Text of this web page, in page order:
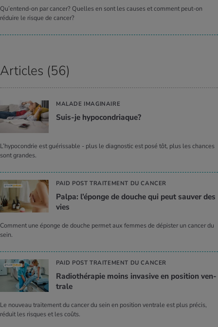
Qu’entend-on par cancer? Quelles en sont les causes et comment peut-on
réduire le risque de cancer?
Articles (56)
MALADE IMAGINAIRE
Suis-je hypo­con­driaque?
L’hypocondrie est guérissable - plus le diagnostic est posé tôt, plus les chances
sont grandes.
PAID POST TRAITEMENT DU CANCER
Palpa: l’éponge de douche qui peut sau­ver des
vies
Comment une éponge de douche permet aux femmes de dépister un cancer du
sein.
PAID POST TRAITEMENT DU CANCER
Radio­thé­ra­pie moins inva­sive en posi­tion ven­
trale
Le nouveau traitement du cancer du sein en position ventrale est plus précis,
réduit les risques et les coûts.